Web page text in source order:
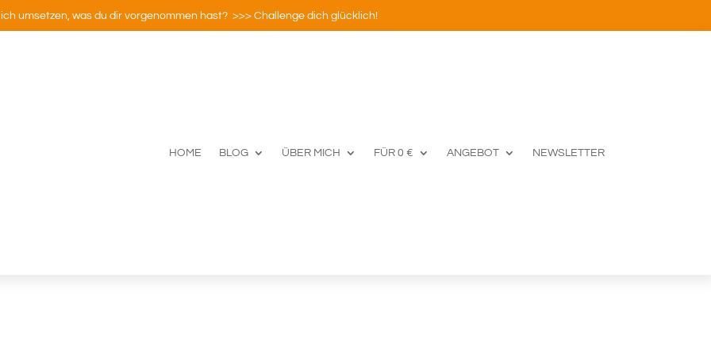
umsetzen, was du dir vorgenommen hast? >>> Challenge dich glücklich!
HOME BLOG ÜBER MICH FÜR 0 € ANGEBOT NEWSLETTER